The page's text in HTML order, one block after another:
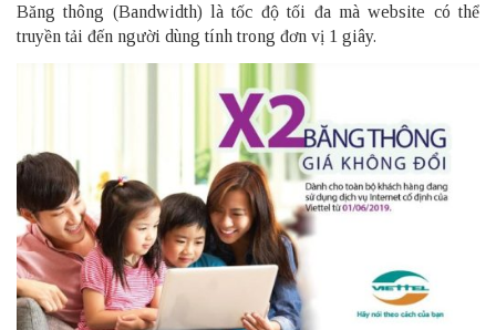
Băng thông (Bandwidth) là tốc độ tối đa mà website có thể
truyền tải đến người dùng tính trong đơn vị 1 giây.